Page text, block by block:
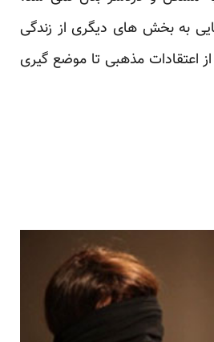
به بخش های دیگری از زندگی
اعتقادات مذهبی تا موضع گیری